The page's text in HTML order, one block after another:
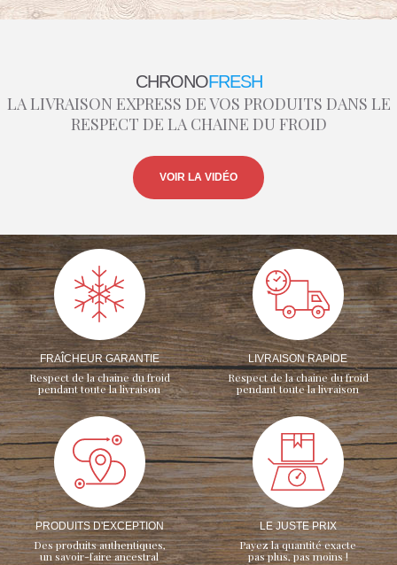
CHRONOFRESH
LA LIVRAISON EXPRESS DE VOS PRODUITS DANS LE
RESPECT DE LA CHAINE DU FROID
VOIR LA VIDÉO
FRAÎCHEUR GARANTIE
Respect de la chaine du froid
pendant toute la livraison
LIVRAISON RAPIDE
Respect de la chaine du froid
pendant toute la livraison
PRODUITS D'EXCEPTION
Des produits authentiques,
un savoir-faire ancestral
LE JUSTE PRIX
Payez la quantité exacte
pas plus, pas moins !